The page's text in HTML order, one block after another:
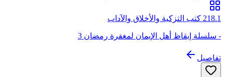
218.1 كتب التزكية والأخلاق والآداب
- سلسلة إيقاظ أهل الإيمان لمغفرة رمضان 3
تفاصيل